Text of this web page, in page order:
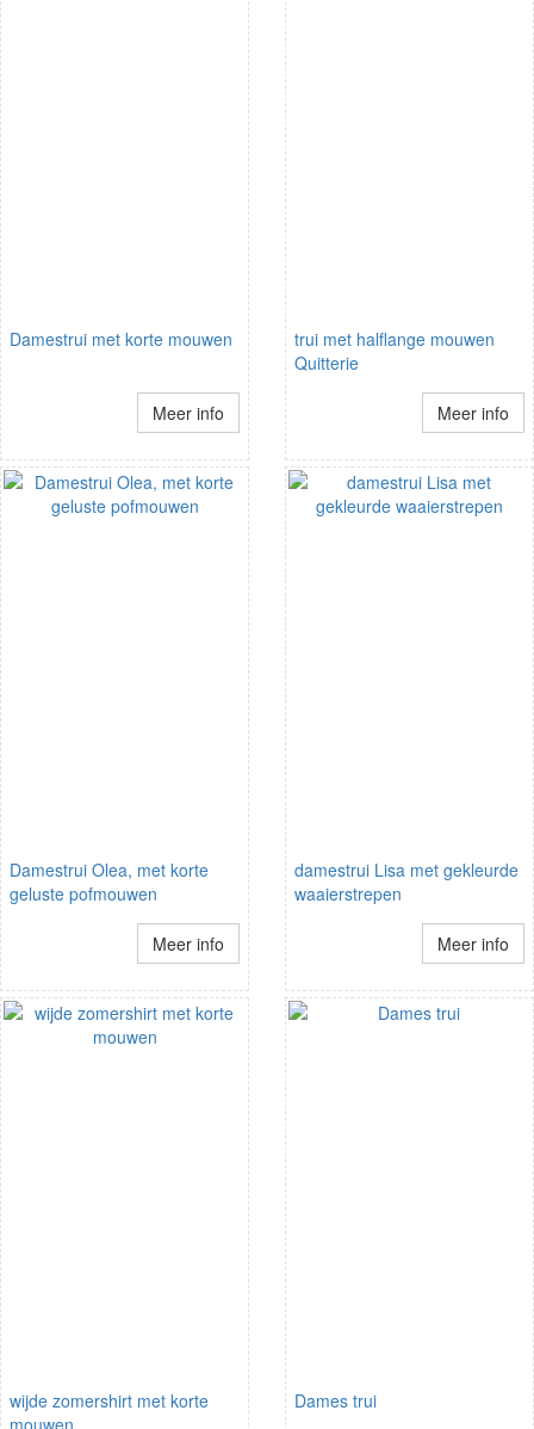
Damestrui met korte mouwen
Meer info
trui met halflange mouwen
Quitterie
Meer info
Damestrui Olea, met korte
geluste pofmouwen
Meer info
damestrui Lisa met gekleurde
waaierstrepen
Meer info
wijde zomershirt met korte
mouwen
Dames trui